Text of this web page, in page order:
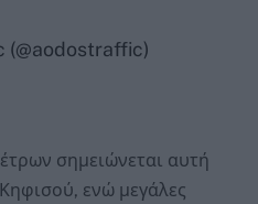
σημειώνεται αυτή
ενώ μεγάλες